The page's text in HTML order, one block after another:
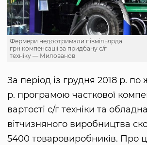
Фермери недоотримали півмільярда
грн компенсації за придбану с/г
техніку — Милованов
За період із грудня 2018 р. по
р. програмою часткової
вартості с/г техніки та
вітчизняного виробництва
5400 товаровиробників. Про